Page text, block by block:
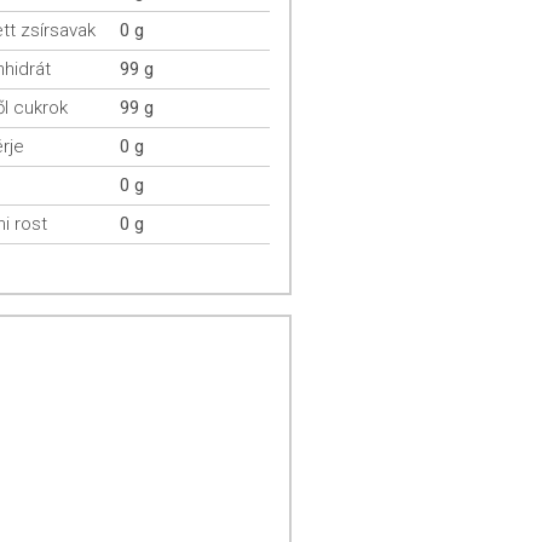
zsírsavak
0 g
99 g
cukrok
99 g
0 g
0 g
rost
0 g